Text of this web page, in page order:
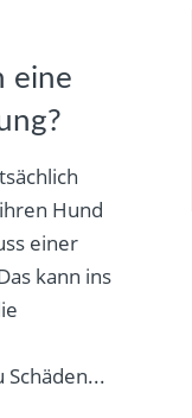
eine
Hund
einer
kann ins
Schäden...